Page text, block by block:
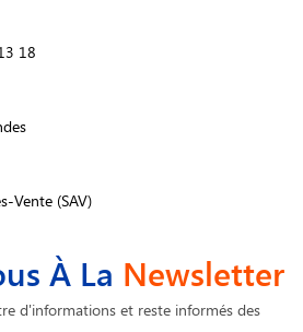
18
Vente (SAV)
À La Newsletter
d'informations et reste informés des